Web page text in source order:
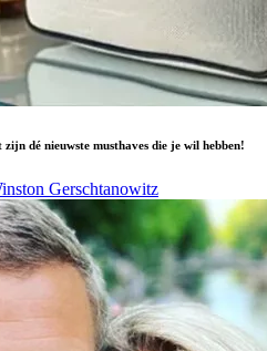
dé nieuwste musthaves die je wil hebben!
Gerschtanowitz